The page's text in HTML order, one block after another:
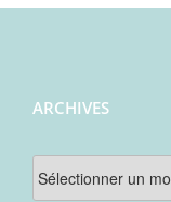
ARCHIVES
Archives